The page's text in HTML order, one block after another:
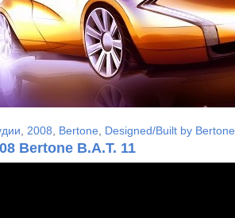
2008 Bertone Designed/Built by Bertone
Bertone B.A.T. 11